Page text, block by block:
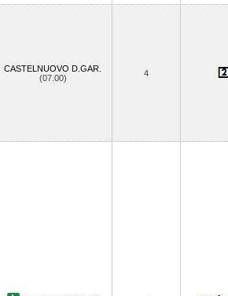
CASTELNUOVO D.GAR.
(07.00)
4